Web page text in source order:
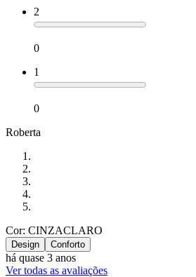
2
0
1
0
Roberta
Cor: CINZACLARO
Design Conforto
há quase 3 anos
Ver todas as avaliações